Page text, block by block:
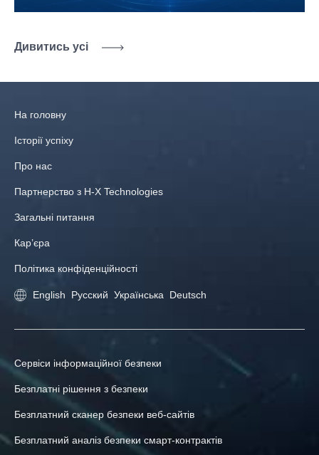
Дивитись усі
На головну
Історії успіху
Про нас
Партнерство з H-X Technologies
Загальні питання
Кар’єра
Політика конфіденційності
English Русский Українська Deutsch
Сервіси інформаційної безпеки
Безплатні рішення з безпеки
Безплатний сканер безпеки веб-сайтів
Безплатний аналіз безпеки смарт-контрактів